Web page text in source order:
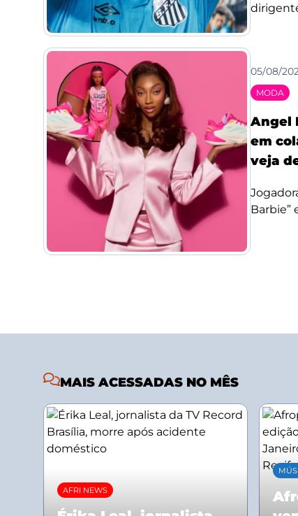
05/08/
MODA
Angel
em
veja
Barbie”
MAIS ACESSADAS NO MÊS
AFRI NEWS